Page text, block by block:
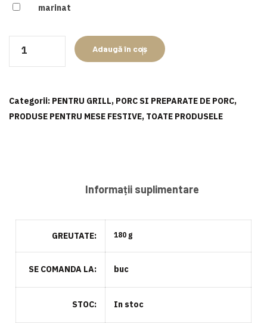
marinat
Cantitate
Adaugă în coș
Categorii:PENTRU GRILL,PORC SI PREPARATE DE PORC,
PRODUSE PENTRU MESE FESTIVE,TOATE PRODUSELE
Informații suplimentare
GREUTATE 180 g
SE COMANDA LA buc
STOC In stoc